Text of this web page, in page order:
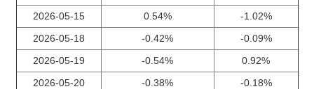
2026-05-15
0.54%
-1.02%
2026-05-18
-0.42%
-0.09%
2026-05-19
-0.54%
0.92%
2026-05-20
-0.38%
-0.18%